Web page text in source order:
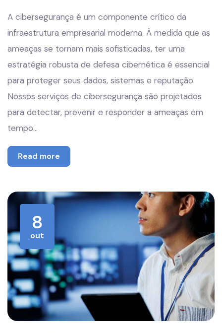
A cibersegurança é um componente crítico da
infraestrutura empresarial moderna. À medida que as
ameaças se tornam mais sofisticadas, ter uma
estratégia robusta de defesa cibernética é essencial
para proteger seus dados, sistemas e reputação.
Nossos serviços de cibersegurança são projetados
para detectar, prevenir e responder a ameaças em
tempo…
Read more
8
out